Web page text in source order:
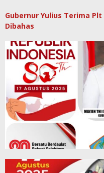
Gubernur Yulius Terima
Dibahas